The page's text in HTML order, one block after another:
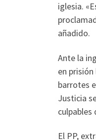
iglesia.
añadido.
Ante la
en
barrotes
Justicia
El PP,